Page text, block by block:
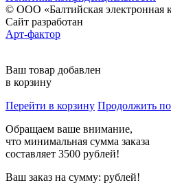
© ООО «Балтийская электронная
Сайт разработан
Арт-фактор
Ваш товар добавлен
в корзину
Перейти в корзину Продолжить
Обращаем ваше внимание,
что минимальная сумма заказа
составляет 3500 рублей!
Ваш заказ на сумму: рублей!